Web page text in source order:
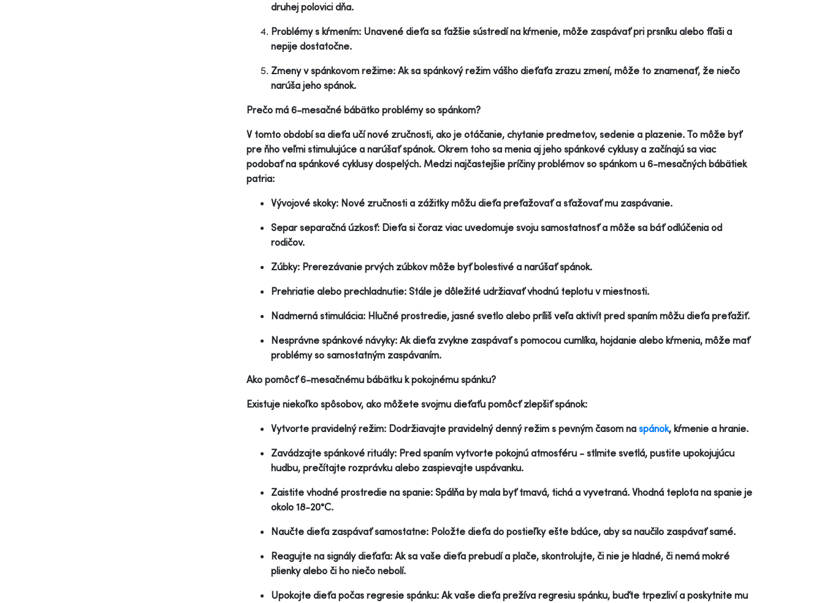
druhej polovici dňa.
Problémy s kŕmením: Unavené dieťa sa ťažšie sústredí na kŕmenie, môže zaspávať pri prsníku alebo fľaši a
nepije dostatočne.
Zmeny v spánkovom režime: Ak sa spánkový režim vášho dieťaťa zrazu zmení, môže to znamenať, že niečo
narúša jeho spánok.
Prečo má 6-mesačné bábätko problémy so spánkom?
V tomto období sa dieťa učí nové zručnosti, ako je otáčanie, chytanie predmetov, sedenie a plazenie. To môže byť
pre ňho veľmi stimulujúce a narúšať spánok. Okrem toho sa menia aj jeho spánkové cyklusy a začínajú sa viac
podobať na spánkové cyklusy dospelých. Medzi najčastejšie príčiny problémov so spánkom u 6-mesačných bábätiek
patria:
Vývojové skoky: Nové zručnosti a zážitky môžu dieťa preťažovať a sťažovať mu zaspávanie.
Separ separačná úzkosť: Dieťa si čoraz viac uvedomuje svoju samostatnosť a môže sa báť odlúčenia od
rodičov.
Zúbky: Prerezávanie prvých zúbkov môže byť bolestivé a narúšať spánok.
Prehriatie alebo prechladnutie: Stále je dôležité udržiavať vhodnú teplotu v miestnosti.
Nadmerná stimulácia: Hlučné prostredie, jasné svetlo alebo príliš veľa aktivít pred spaním môžu dieťa preťažiť.
Nesprávne spánkové návyky: Ak dieťa zvykne zaspávať s pomocou cumlíka, hojdanie alebo kŕmenia, môže mať
problémy so samostatným zaspávaním.
Ako pomôcť 6-mesačnému bábätku k pokojnému spánku?
Existuje niekoľko spôsobov, ako môžete svojmu dieťaťu pomôcť zlepšiť spánok:
Vytvorte pravidelný režim: Dodržiavajte pravidelný denný režim s pevným časom na spánok, kŕmenie a hranie.
Zavádzajte spánkové rituály: Pred spaním vytvorte pokojnú atmosféru - stlmite svetlá, pustite upokojujúcu
hudbu, prečítajte rozprávku alebo zaspievajte uspávanku.
Zaistite vhodné prostredie na spanie: Spálňa by mala byť tmavá, tichá a vyvetraná. Vhodná teplota na spanie je
okolo 18-20°C.
Naučte dieťa zaspávať samostatne: Položte dieťa do postieľky ešte bdúce, aby sa naučilo zaspávať samé.
Reagujte na signály dieťaťa: Ak sa vaše dieťa prebudí a plače, skontrolujte, či nie je hladné, či nemá mokré
plienky alebo či ho niečo nebolí.
Upokojte dieťa počas regresie spánku: Ak vaše dieťa prežíva regresiu spánku, buďte trpezliví a poskytnite mu